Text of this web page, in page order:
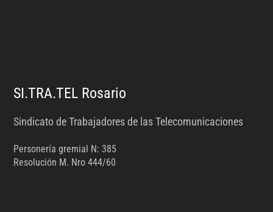
SI.TRA.TEL Rosario
Sindicato de Trabajadores de las Telecomunicaciones
Personería gremial N: 385
Resolución M. Nro 444/60